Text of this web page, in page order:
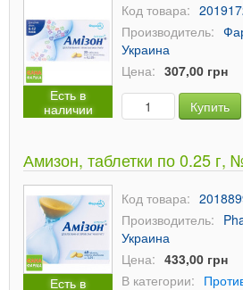
Есть в
наличии
Код товара:
Производитель:
Украина
Цена: 307,00 грн
Купить
Амизон, таблетки по 0.25 г,
Есть в
Код товара:
Производитель:
Украина
Цена: 433,00 грн
В категории: